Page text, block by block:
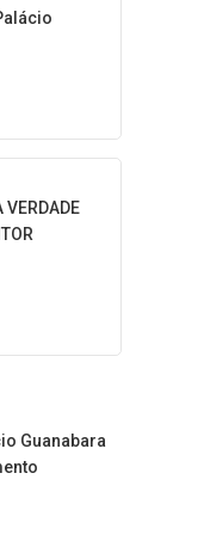
VERDADE
Guanabara